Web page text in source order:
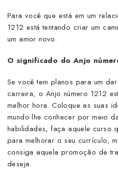
Para você que está em um
1212 está tentando criar um
um amor novo.
O significado do Anjo
Se você tem planos para um
carreira, o Anjo número 1212
melhor hora. Coloque as suas
mundo lhe conhecer por meio
habilidades, faça aquele curso
para melhorar o seu currículo,
consiga aquela promoção de
deseja.